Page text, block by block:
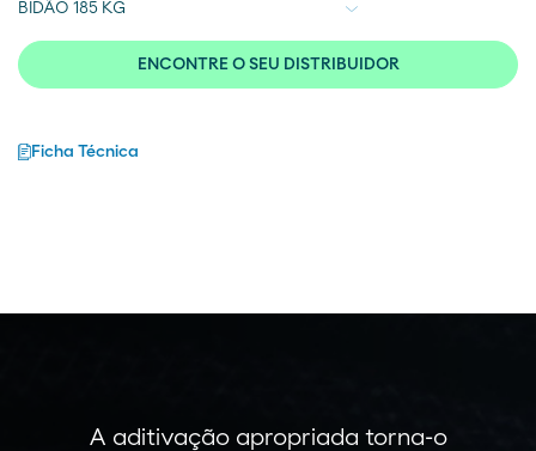
ENCONTRE O SEU DISTRIBUIDOR
Ficha Técnica
A aditivação apropriada torna-o